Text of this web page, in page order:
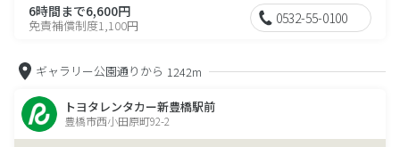
6時間まで6,600円
免責補償制度1,100円 0532-55-0100
ギャラリー公園通りから 1242m
トヨタレンタカー新豊橋駅前
豊橋市西小田原町92-2